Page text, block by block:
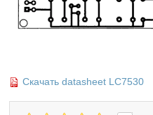
Скачать datasheet LC7530